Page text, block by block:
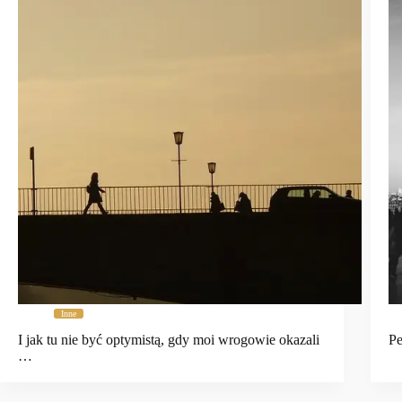
Inne
I jak tu nie być optymistą, gdy moi wrogowie okazali
…